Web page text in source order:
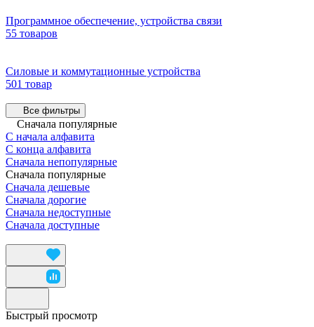
Программное обеспечение, устройства связи
55 товаров
Силовые и коммутационные устройства
501 товар
Все фильтры
Сначала популярные
С начала алфавита
С конца алфавита
Сначала непопулярные
Сначала популярные
Сначала дешевые
Сначала дорогие
Сначала недоступные
Сначала доступные
Быстрый просмотр